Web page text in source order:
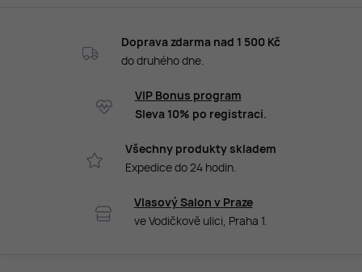
Doprava zdarma nad 1 500 Kč
do druhého dne.
VIP Bonus program
Sleva 10% po registraci.
Všechny produkty skladem
Expedice do 24 hodin.
Vlasový Salon v Praze
ve Vodičkově ulici, Praha 1.